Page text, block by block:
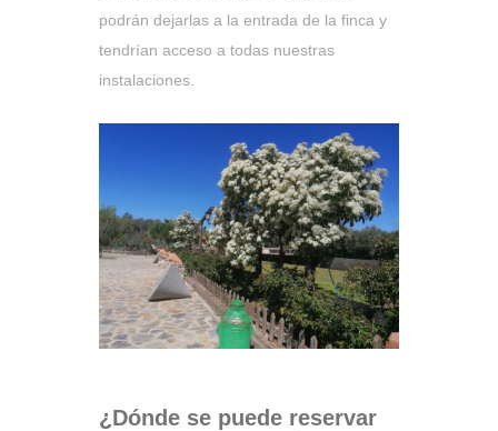
podrán dejarlas a la entrada de la finca y
tendrían acceso a todas nuestras
instalaciones.
¿Dónde se puede reservar